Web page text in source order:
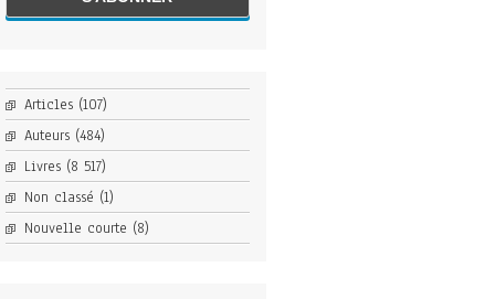
Articles(107)
Auteurs(484)
Livres(8 517)
Non classé (1)
Nouvelle courte (8)